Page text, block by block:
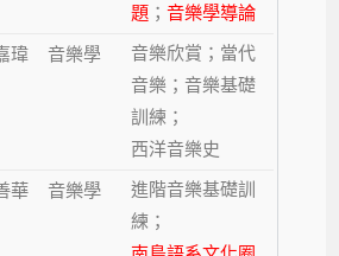
題 ；音樂學導論
瑋 音樂學
音樂欣賞；當代
音樂；音樂基礎
訓練；
西洋音樂史
華 音樂學
進階音樂基礎訓
練；